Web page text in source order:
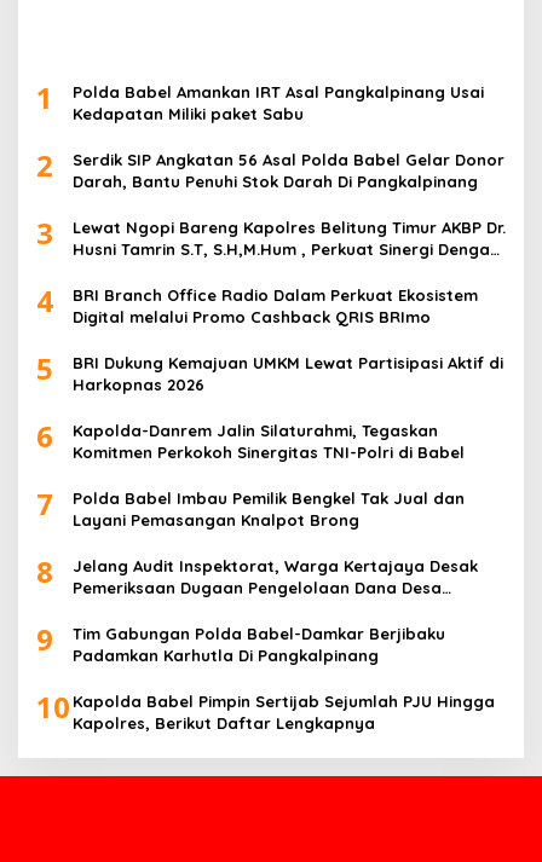
1
Polda Babel Amankan IRT Asal Pangkalpinang Usai
Kedapatan Miliki paket Sabu
2
Serdik SIP Angkatan 56 Asal Polda Babel Gelar Donor
Darah, Bantu Penuhi Stok Darah Di Pangkalpinang
3
Lewat Ngopi Bareng Kapolres Belitung Timur AKBP Dr.
Husni Tamrin S.T, S.H,M.Hum , Perkuat Sinergi Dengan
4
BRI Branch Office Radio Dalam Perkuat Ekosistem
Digital melalui Promo Cashback QRIS BRImo
5
BRI Dukung Kemajuan UMKM Lewat Partisipasi Aktif di
Harkopnas 2026
6
Kapolda-Danrem Jalin Silaturahmi, Tegaskan
Komitmen Perkokoh Sinergitas TNI-Polri di Babel
7
Polda Babel Imbau Pemilik Bengkel Tak Jual dan
Layani Pemasangan Knalpot Brong
8
Jelang Audit Inspektorat, Warga Kertajaya Desak
Pemeriksaan Dugaan Pengelolaan Dana Desa
9
Tim Gabungan Polda Babel-Damkar Berjibaku
Padamkan Karhutla Di Pangkalpinang
10 Kapolda Babel Pimpin Sertijab Sejumlah PJU Hingga
Kapolres, Berikut Daftar Lengkapnya